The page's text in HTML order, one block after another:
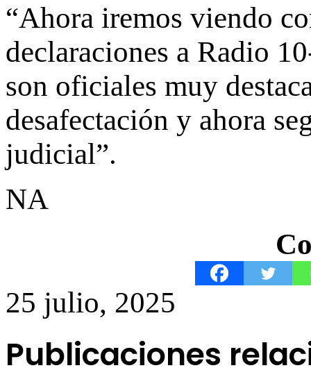
“Ahora iremos viendo
declaraciones a Radio
son oficiales muy
desafectación y ahora
judicial”.
NA
25 julio, 2025
Publicaciones